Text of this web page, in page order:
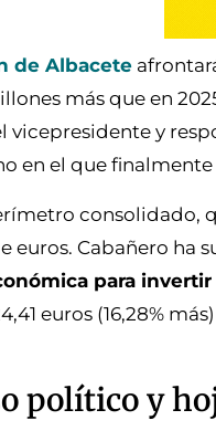
de Albacete
más que en
vicepresidente y
en el que
consolidado,
euros. Cabañero ha
para
euros (16,28%
político y